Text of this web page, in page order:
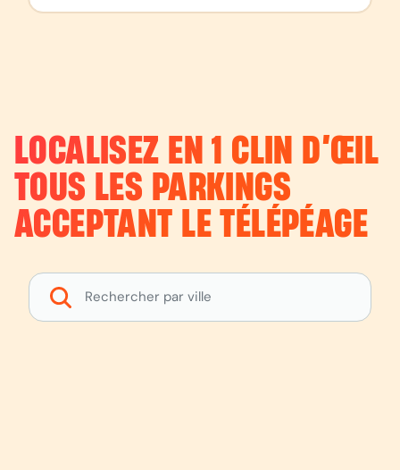
LOCALISEZ EN 1 CLIN D’ŒIL
TOUS LES PARKINGS
ACCEPTANT LE TÉLÉPÉAGE